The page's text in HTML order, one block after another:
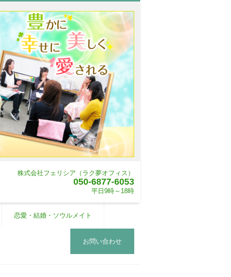
株式会社フェリシア（ラク夢オフィス）
050-6877-6053
平日9時～18時
恋愛・結婚・ソウルメイト
お問い合わせ